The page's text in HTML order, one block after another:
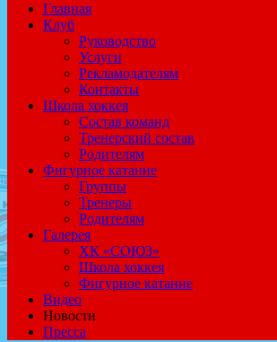
Главная
Клуб
Руководство
Услуги
Рекламодателям
Контакты
Школа хоккея
Состав команд
Тренерский состав
Родителям
Фигурное катание
Группы
Тренеры
Родителям
Галерея
ХК «СОЮЗ»
Школа хоккея
Фигурное катание
Видео
Новости
Пресса